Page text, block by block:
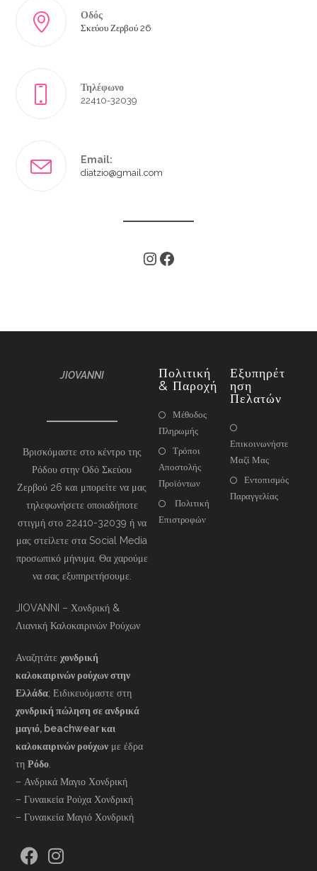
Οδός
Σκεύου Ζερβού 26
Τηλέφωνο
22410-32039
Email:
diatzio@gmail.com
JIOVANNI
Βρισκόμαστε στο κέντρο της
Ρόδου στην Οδό Σκεύου
Ζερβού 26 και μπορείτε να μας
τηλεφωνήσετε οποιαδήποτε
στιγμή στο 22410-32039 ή να
μας στείλετε στα Social Media
προσωπικό μήνυμα. Θα χαρούμε
να σας εξυπηρετήσουμε.
JIOVANNI – Χονδρική &
Λιανική Καλοκαιρινών Ρούχων
Αναζητάτεχονδρική
καλοκαιρινών ρούχων στην
Ελλάδα; Ειδικευόμαστε στη
χονδρική πώληση σε ανδρικά
μαγιό, beachwear και
καλοκαιρινών ρούχων με έδρα
τηΡόδο.
– Ανδρικά Μαγιο Χονδρική
– Γυναικεία Ρούχα Χονδρική
– Γυναικεία Μαγιό Χονδρική
Πολιτική
& Παροχή
Μέθοδος
Πληρωμής
Τρόποι
Αποστολής
Προϊόντων
Πολιτική
Επιστροφών
Εξυπηρέτ
Ηση
Πελατών
Επικοινωνήστε
Μαζί Μας
Εντοπισμός
Παραγγελίας